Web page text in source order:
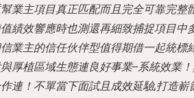
業主項目真正匹配而且完全可靠完整
績效響應時也測還再細致捕捉項目中
業主的信任伙伴型值得期借一起統標
厚植區域生態連良好事業--系統效業
連！不單當下面試且成效延驗,打造